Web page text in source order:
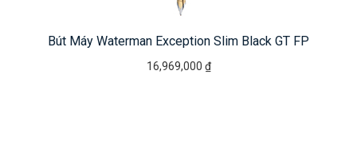
Bút Máy Waterman Exception Slim Black GT FP
16,969,000 ₫